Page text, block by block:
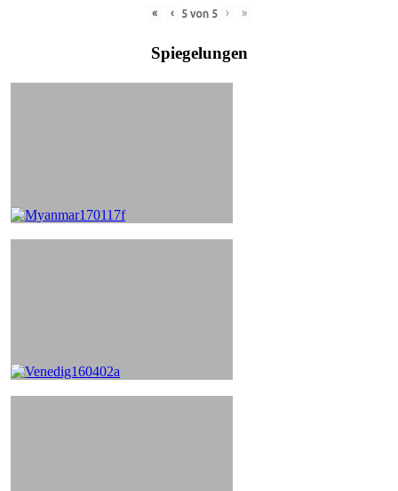
« ‹ 5von 5 › »
Spiegelungen